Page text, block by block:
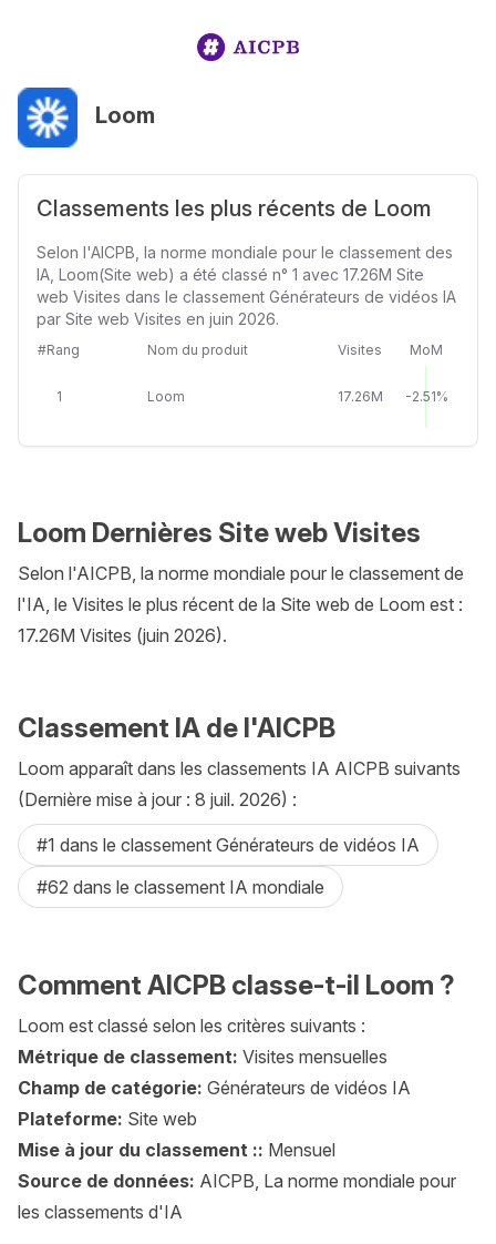
Loom
Classements les plus récents de Loom
Selon l'AICPB, la norme mondiale pour le classement des
IA, Loom(Site web) a été classé n° 1 avec 17.26M Site
web Visites dans le classement Générateurs de vidéos IA
par Site web Visites en juin 2026.
#Rang Nom du produit Visites MoM
1 Loom 17.26M -2.51%
Loom Dernières Site web Visites
Selon l'AICPB, la norme mondiale pour le classement de
l'IA, le Visites le plus récent de la Site web de Loom est :
17.26M Visites (juin 2026).
Classement IA de l'AICPB
Loom apparaît dans les classements IA AICPB suivants
(Dernière mise à jour : 8 juil. 2026) :
#1 dans le classement Générateurs de vidéos IA
#62 dans le classement IA mondiale
Comment AICPB classe-t-il Loom ?
Loom est classé selon les critères suivants :
Métrique de classement: Visites mensuelles
Champ de catégorie: Générateurs de vidéos IA
Plateforme: Site web
Mise à jour du classement :: Mensuel
Source de données: AICPB, La norme mondiale pour
les classements d'IA